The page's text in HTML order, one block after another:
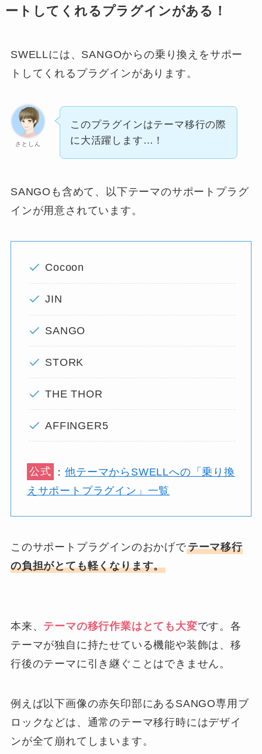
ートしてくれるプラグインがある！
SWELLには、SANGOからの乗り換えをサポー
トしてくれるプラグインがあります。
さとしん
このプラグインはテーマ移行の際
に大活躍します…！
SANGOも含めて、以下テーマのサポートプラグ
インが用意されています。
Cocoon
JIN
SANGO
STORK
THE THOR
AFFINGER5
公式 ：他テーマからSWELLへの「乗り換
えサポートプラグイン」一覧
このサポートプラグインのおかげでテーマ移行
の負担がとても軽くなります。
本来、 テーマの移行作業はとても大変です。各
テーマが独自に持たせている機能や装飾は、移
行後のテーマに引き継ぐことはできません。
例えば以下画像の赤矢印部にあるSANGO専用ブ
ロックなどは、通常のテーマ移行時にはデザイ
ンが全て崩れてしまいます。